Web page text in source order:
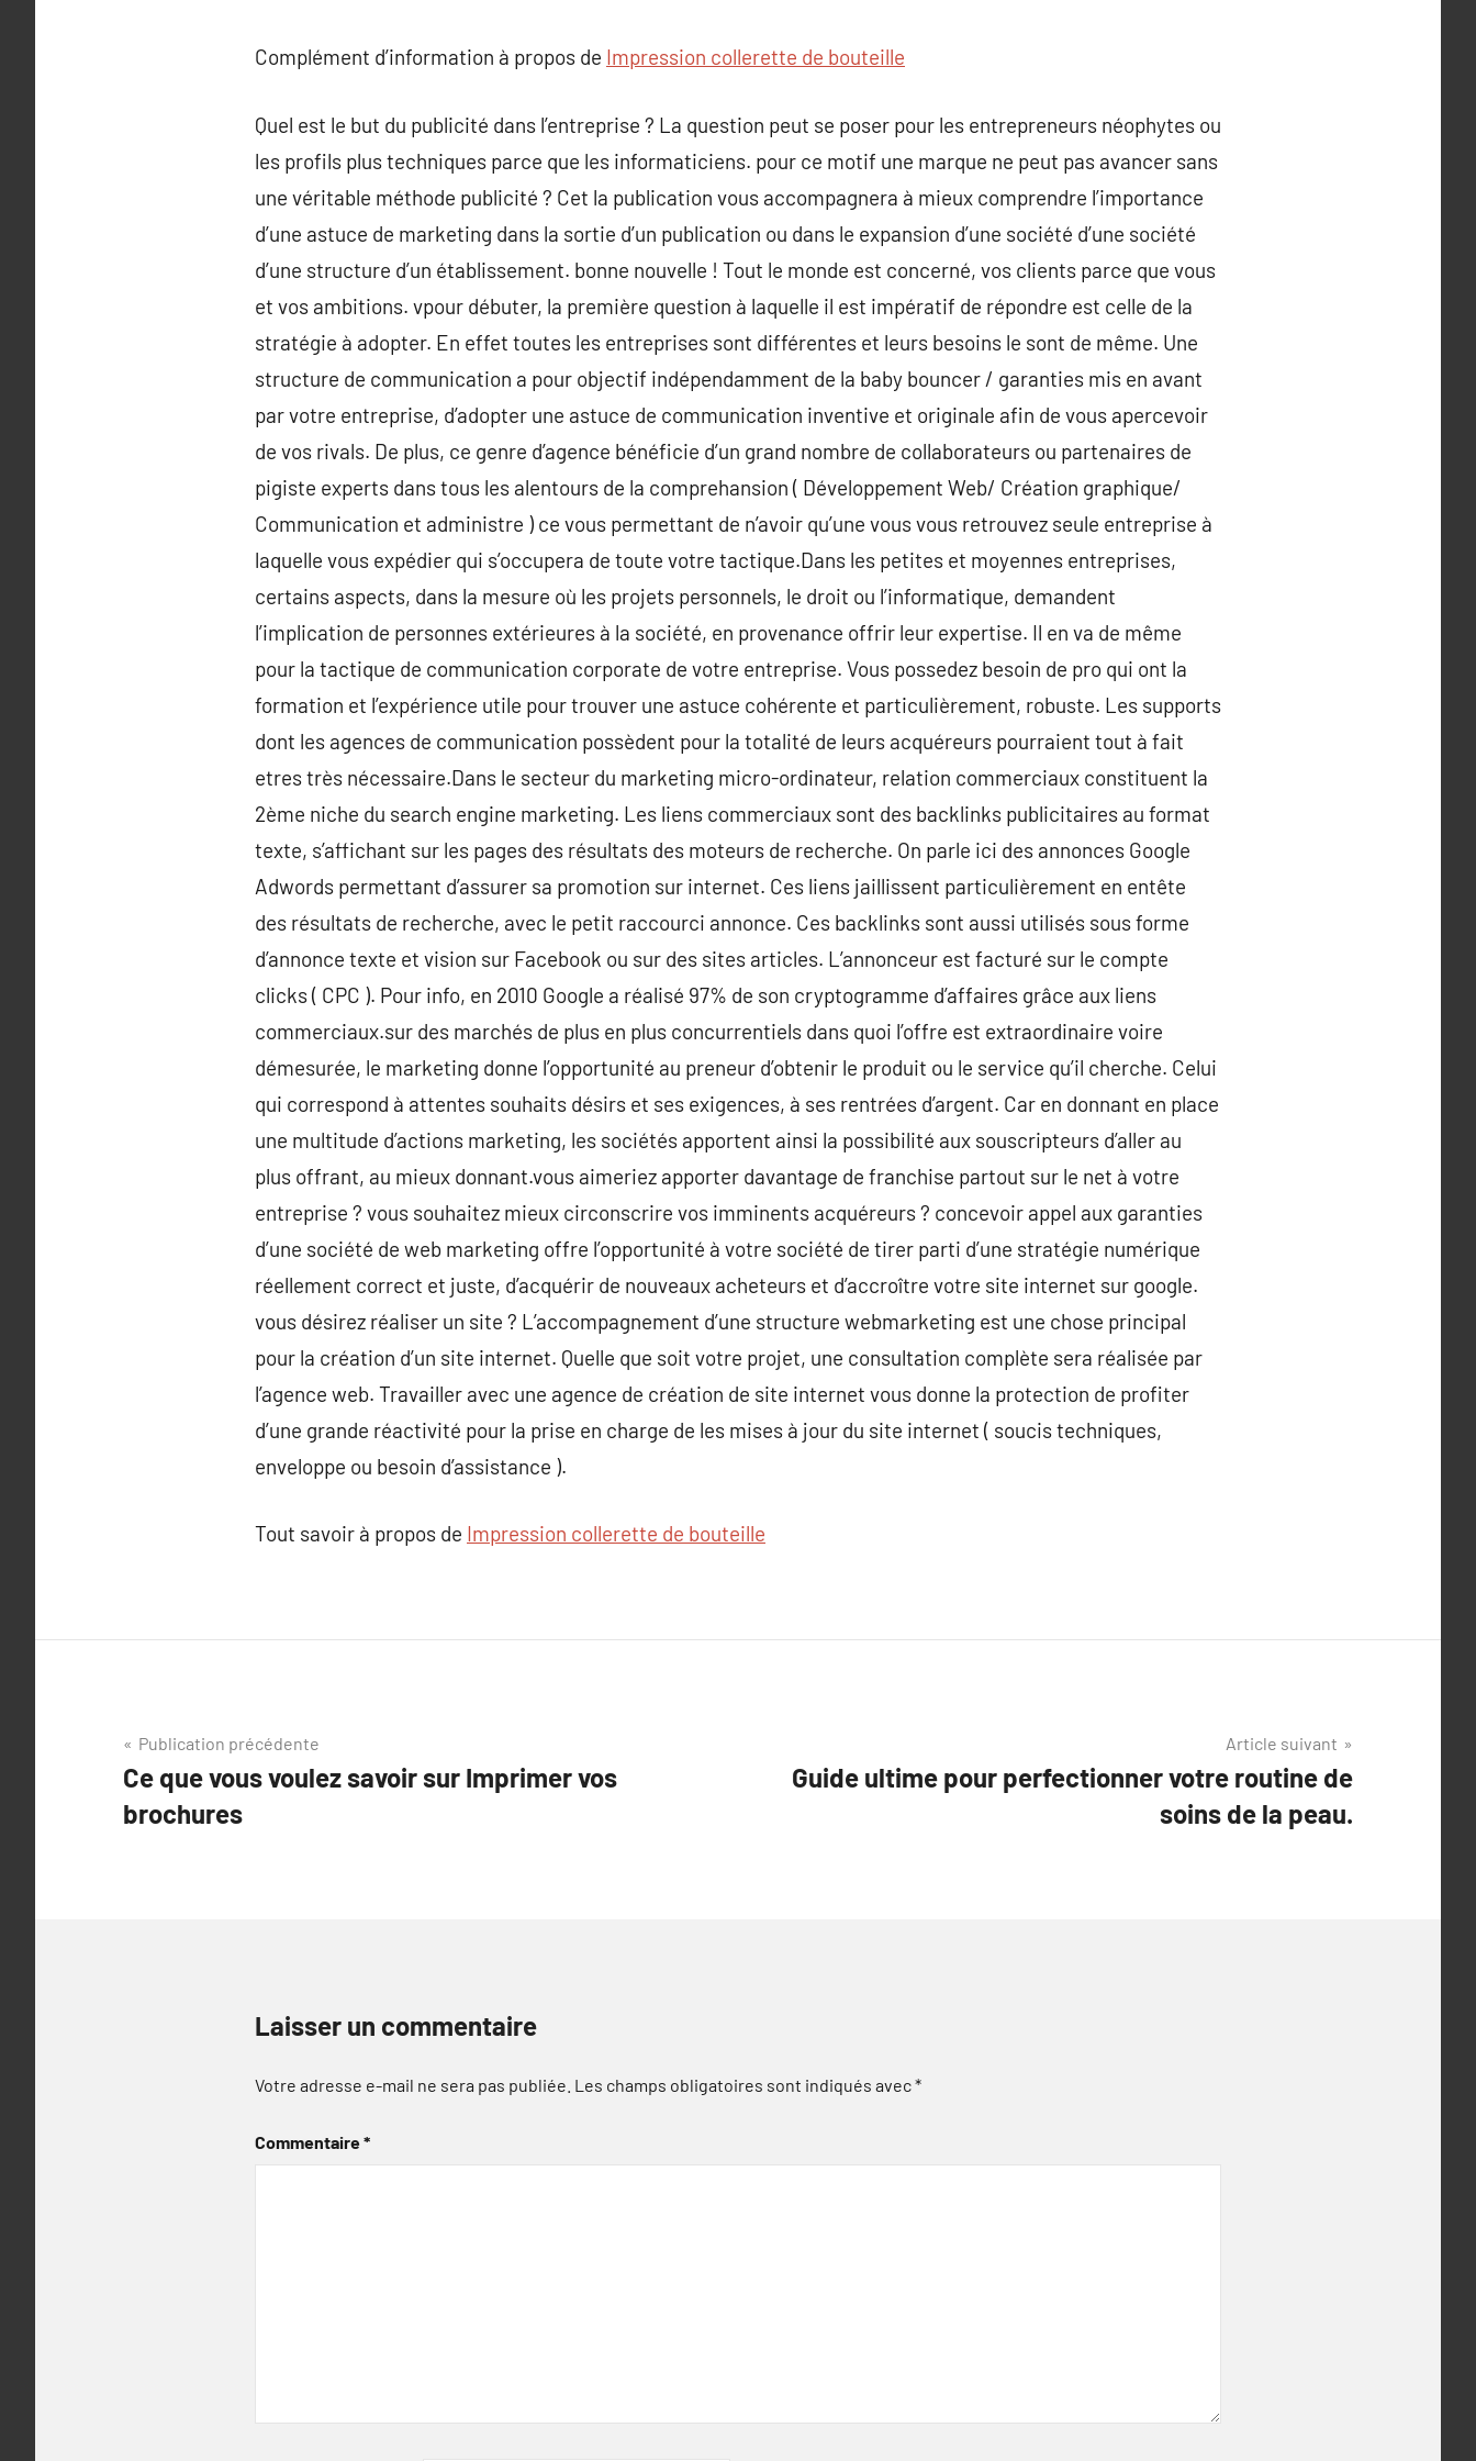
Complément d’information à propos de Impression collerette de bouteille
Quel est le but du publicité dans l’entreprise ? La question peut se poser pour les entrepreneurs néophytes ou
les profils plus techniques parce que les informaticiens. pour ce motif une marque ne peut pas avancer sans
une véritable méthode publicité ? Cet la publication vous accompagnera à mieux comprendre l’importance
d’une astuce de marketing dans la sortie d’un publication ou dans le expansion d’une société d’une société
d’une structure d’un établissement. bonne nouvelle ! Tout le monde est concerné, vos clients parce que vous
et vos ambitions. vpour débuter, la première question à laquelle il est impératif de répondre est celle de la
stratégie à adopter. En effet toutes les entreprises sont différentes et leurs besoins le sont de même. Une
structure de communication a pour objectif indépendamment de la baby bouncer / garanties mis en avant
par votre entreprise, d’adopter une astuce de communication inventive et originale afin de vous apercevoir
de vos rivals. De plus, ce genre d’agence bénéficie d’un grand nombre de collaborateurs ou partenaires de
pigiste experts dans tous les alentours de la comprehansion ( Développement Web/ Création graphique/
Communication et administre ) ce vous permettant de n’avoir qu’une vous vous retrouvez seule entreprise à
laquelle vous expédier qui s’occupera de toute votre tactique.Dans les petites et moyennes entreprises,
certains aspects, dans la mesure où les projets personnels, le droit ou l’informatique, demandent
l’implication de personnes extérieures à la société, en provenance offrir leur expertise. Il en va de même
pour la tactique de communication corporate de votre entreprise. Vous possedez besoin de pro qui ont la
formation et l’expérience utile pour trouver une astuce cohérente et particulièrement, robuste. Les supports
dont les agences de communication possèdent pour la totalité de leurs acquéreurs pourraient tout à fait
etres très nécessaire.Dans le secteur du marketing micro-ordinateur, relation commerciaux constituent la
2ème niche du search engine marketing. Les liens commerciaux sont des backlinks publicitaires au format
texte, s’affichant sur les pages des résultats des moteurs de recherche. On parle ici des annonces Google
Adwords permettant d’assurer sa promotion sur internet. Ces liens jaillissent particulièrement en entête
des résultats de recherche, avec le petit raccourci annonce. Ces backlinks sont aussi utilisés sous forme
d’annonce texte et vision sur Facebook ou sur des sites articles. L’annonceur est facturé sur le compte
clicks ( CPC ). Pour info, en 2010 Google a réalisé 97% de son cryptogramme d’affaires grâce aux liens
commerciaux.sur des marchés de plus en plus concurrentiels dans quoi l’offre est extraordinaire voire
démesurée, le marketing donne l’opportunité au preneur d’obtenir le produit ou le service qu’il cherche. Celui
qui correspond à attentes souhaits désirs et ses exigences, à ses rentrées d’argent. Car en donnant en place
une multitude d’actions marketing, les sociétés apportent ainsi la possibilité aux souscripteurs d’aller au
plus offrant, au mieux donnant.vous aimeriez apporter davantage de franchise partout sur le net à votre
entreprise ? vous souhaitez mieux circonscrire vos imminents acquéreurs ? concevoir appel aux garanties
d’une société de web marketing offre l’opportunité à votre société de tirer parti d’une stratégie numérique
réellement correct et juste, d’acquérir de nouveaux acheteurs et d’accroître votre site internet sur google.
vous désirez réaliser un site ? L’accompagnement d’une structure webmarketing est une chose principal
pour la création d’un site internet. Quelle que soit votre projet, une consultation complète sera réalisée par
l’agence web. Travailler avec une agence de création de site internet vous donne la protection de profiter
d’une grande réactivité pour la prise en charge de les mises à jour du site internet ( soucis techniques,
enveloppe ou besoin d’assistance ).
Tout savoir à propos de Impression collerette de bouteille
Navigation
de
l’article
Publication précédente
Ce que vous voulez savoir sur Imprimer vos
brochures
Article suivant
Guide ultime pour perfectionner votre routine de
soins de la peau.
Laisser un commentaire
Votre adresse e-mail ne sera pas publiée. Les champs obligatoires sont indiqués avec*
Commentaire*